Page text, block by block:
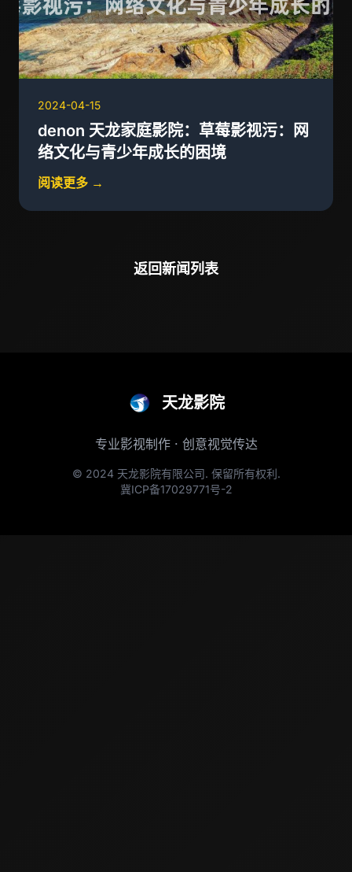
2024-04-15
denon 天龙家庭影院：草莓影视污：网
络文化与青少年成长的困境
阅读更多 →
返回新闻列表
天龙影院
专业影视制作 · 创意视觉传达
© 2024 天龙影院有限公司. 保留所有权利.
冀ICP备17029771号-2